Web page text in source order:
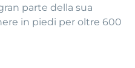
parte della sua
in piedi per oltre 600